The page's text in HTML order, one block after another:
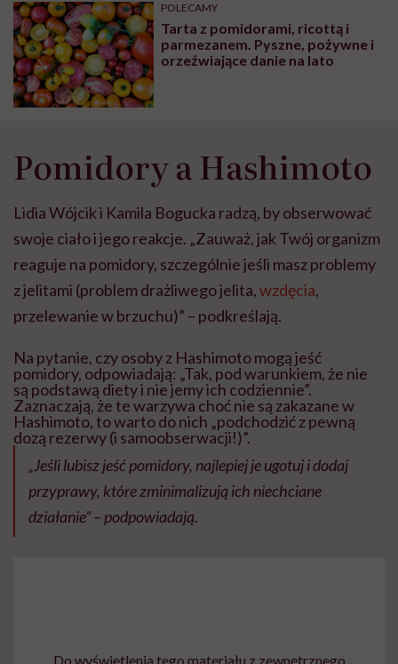
głupota i brak
wyobraźni"
POLECAMY
Tarta z pomidorami, ricottą i
parmezanem. Pyszne, pożywne i
orzeźwiające danie na lato
Pomidory a Hashimoto
Lidia Wójcik i Kamila Bogucka radzą, by obserwować
swoje ciało i jego reakcje. „Zauważ, jak Twój organizm
reaguje na pomidory, szczególnie jeśli masz problemy
z jelitami (problem drażliwego jelita,wzdęcia,
przelewanie w brzuchu)” – podkreślają.
Na pytanie, czy osoby z Hashimoto mogą jeść
pomidory, odpowiadają: „Tak, pod warunkiem, że nie
są podstawą diety i nie jemy ich codziennie”.
Zaznaczają, że te warzywa choć nie są zakazane w
Hashimoto, to warto do nich „podchodzić z pewną
dozą rezerwy (i samoobserwacji!)”.
„Jeśli lubisz jeść pomidory, najlepiej je ugotuj i dodaj
przyprawy, które zminimalizują ich niechciane
działanie” – podpowiadają.
Do wyświetlenia tego materiału z zewnętrznego